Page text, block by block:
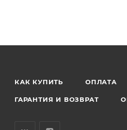
КАК КУПИТЬ ОПЛАТА
ГАРАНТИЯ И ВОЗВРАТ